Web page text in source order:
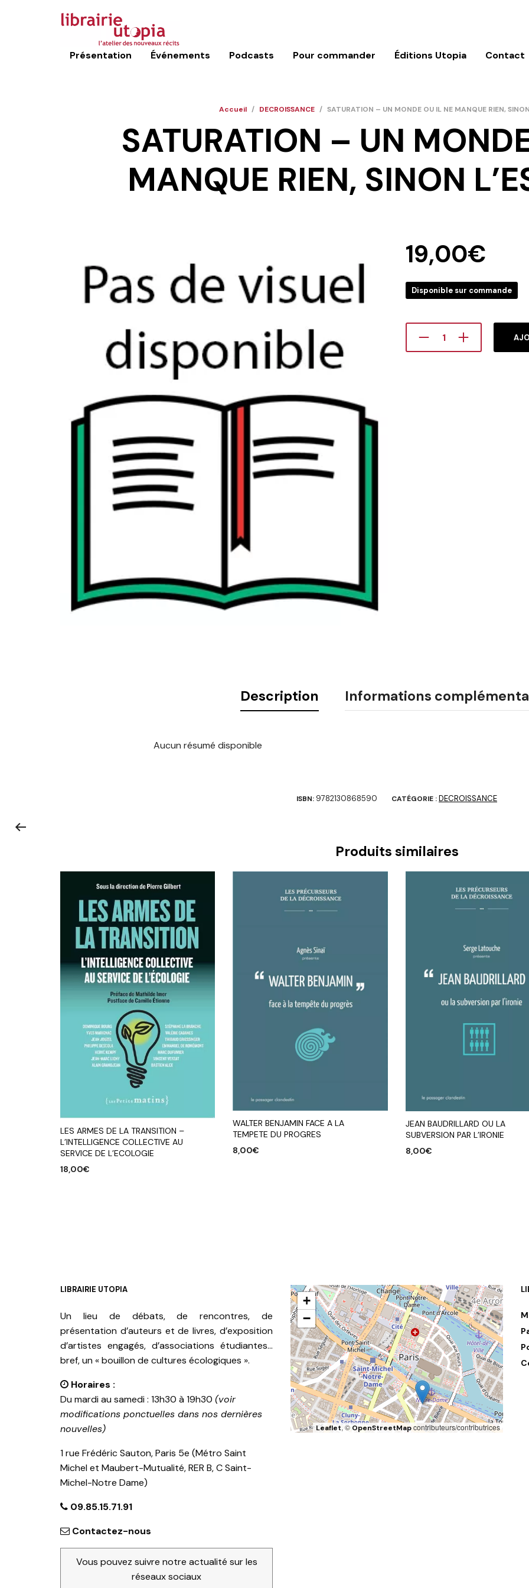
Présentation Événements Podcasts Pour commander Éditions Utopia Contact
Accueil / DECROISSANCE / SATURATION – UN MONDE OU IL NE MANQUE RIEN,
SATURATION – UN
MANQUE RIEN, SINON
19,00€
Disponible sur commande
Description Informations
Aucun résumé disponible
ISBN: 9782130868590 CATÉGORIE :DECROISSANCE
Produits similaires
LES ARMES DE LA TRANSITION –
L’INTELLIGENCE COLLECTIVE AU
SERVICE DE L’ECOLOGIE
18,00€
WALTER BENJAMIN FACE A LA
TEMPETE DU PROGRES
8,00€
JEAN BAUDRILLARD OU LA
SUBVERSION PAR L’IRONIE
8,00€
LIBRAIRIE UTOPIA
Un lieu de débats, de rencontres, de
présentation d’auteurs et de livres, d’exposition
d’artistes engagés, d’associations étudiantes…
bref, un « bouillon de cultures écologiques ».
Horaires :
Du mardi au samedi : 13h30 à 19h30 (voir
modifications ponctuelles dans nos dernières
nouvelles)
1 rue Frédéric Sauton, Paris 5e (Métro Saint
Michel et Maubert-Mutualité, RER B, C Saint-
Michel-Notre Dame)
09.85.15.71.91
Contactez-nous
Vous pouvez suivre notre actualité sur les
réseaux sociaux
+
−
Leaflet, ©OpenStreetMapcontributeurs/contributrices